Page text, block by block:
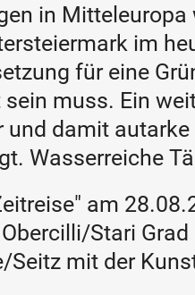
in
im
für eine
muss. Ein
und damit
Wasserreiche
am
Stari
Seitz mit der